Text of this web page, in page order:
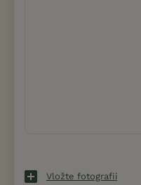
Vložte fotografii